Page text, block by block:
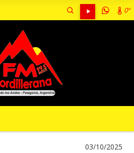
0º
03/10/2025